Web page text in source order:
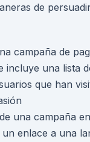
de
campaña de
incluye una lista
que han
una campaña
enlace a una